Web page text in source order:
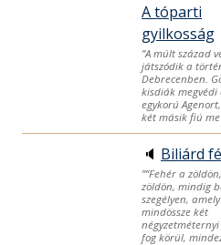
A tóparti
gyilkosság
”A múlt század
játszódik a
Debrecenben.
kisdiák megvédi
egykorú
két másik fiú me
🔈 Biliárd
””Fehér a
zöldön, mindig
szegélyen, amely
mindössze két
fog körül,